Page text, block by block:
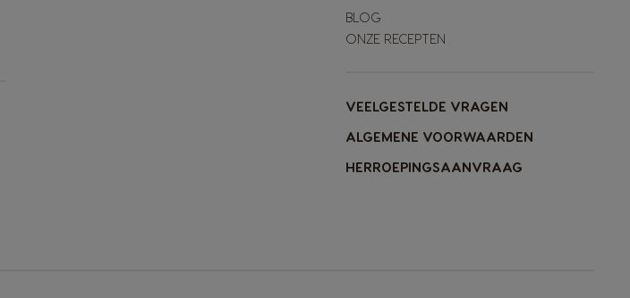
BLOG
ONZE RECEPTEN
VEELGESTELDE VRAGEN
ALGEMENE VOORWAARDEN
HERROEPINGSAANVRAAG